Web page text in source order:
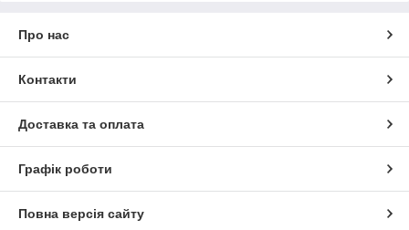
Про нас
Контакти
Доставка та оплата
Графік роботи
Повна версія сайту